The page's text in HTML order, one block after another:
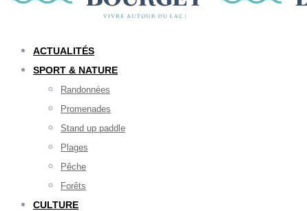
ACTUALITÉS
SPORT & NATURE
Randonnées
Promenades
Stand up paddle
Plages
Pêche
Forêts
CULTURE